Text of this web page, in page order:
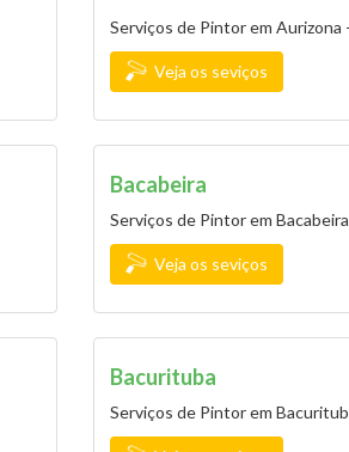
Serviços de Pintor em Aurizona
Veja os seviços
Bacabeira
Serviços de Pintor em
Veja os seviços
Bacurituba
Serviços de Pintor em